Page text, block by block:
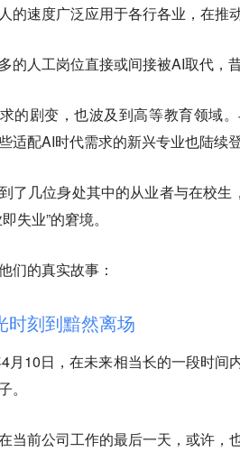
的速度广泛应用于各行各业，在推
的人工岗位直接或间接被AI取代，
的剧变，也波及到高等教育领域
适配AI时代需求的新兴专业也陆续
了几位身处其中的从业者与在校
失业”的窘境。
们的真实故事：
时刻到黯然离场
月10日，在未来相当长的一段时间
。
当前公司工作的最后一天，或许，